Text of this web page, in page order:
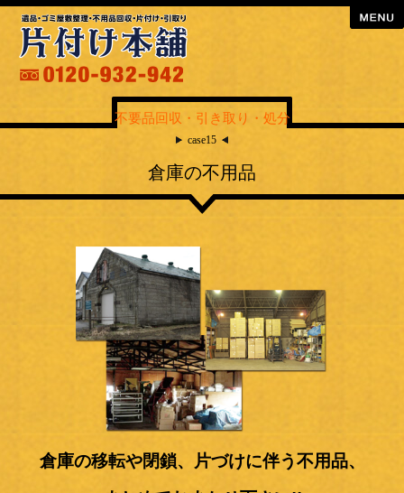
menu
不要品回収・引き取り・処分
case15
倉庫の不用品
倉庫の移転や閉鎖、片づけに伴う不用品、